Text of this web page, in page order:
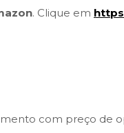
. Clique em
com preço de